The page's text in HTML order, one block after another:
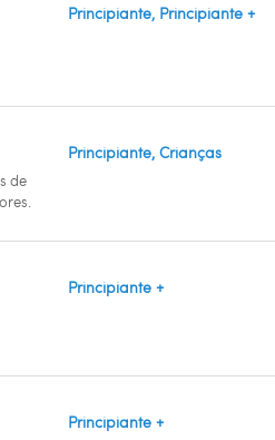
Principiante, Principiante +
de
Principiante, Crianças
Principiante +
Principiante +